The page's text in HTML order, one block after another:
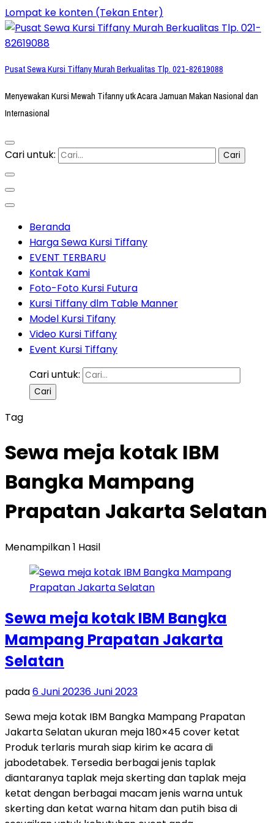
Lompat ke konten (Tekan Enter)
Pusat Sewa Kursi Tiffany Murah Berkualitas Tlp. 021-82619088
Menyewakan Kursi Mewah Tifanny utk Acara Jamuan Makan Nasional dan
Internasional
Cari untuk:
Beranda
Harga Sewa Kursi Tiffany
EVENT TERBARU
Kontak Kami
Foto-Foto Kursi Futura
Kursi Tiffany dlm Table Manner
Model Kursi Tifany
Video Kursi Tiffany
Event Kursi Tiffany
Cari untuk:
Tag
Sewa meja kotak IBM
Bangka Mampang
Prapatan Jakarta Selatan
Menampilkan 1 Hasil
Sewa meja kotak IBM Bangka
Mampang Prapatan Jakarta
Selatan
pada6 Juni 20236 Juni 2023
Sewa meja kotak IBM Bangka Mampang Prapatan
Jakarta Selatan ukuran meja 180×45 cover ketat
Produk terlaris murah siap kirim ke acara di
jabodetabek. Tersedia berbagai jenis taplak
diantaranya taplak meja skerting dan taplak meja
ketat dengan berbagai macam jenis warna untuk
skerting dan ketat warna hitam dan putih bisa di